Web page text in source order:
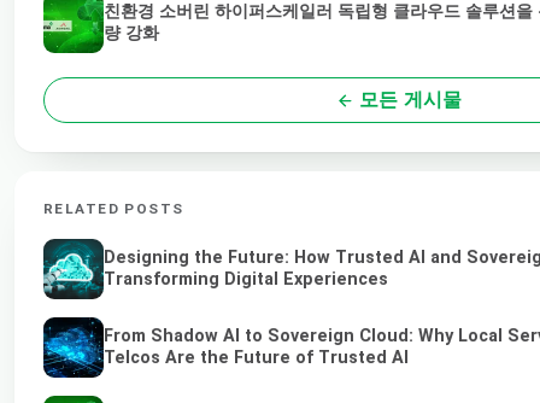
친환경 소버린 하이퍼스케일러 독립형 클라우드 솔루션
량 강화
모든 게시물
RELATED POSTS
Designing the Future: How Trusted AI and
Transforming Digital Experiences
From Shadow AI to Sovereign Cloud: Why Local
Telcos Are the Future of Trusted AI